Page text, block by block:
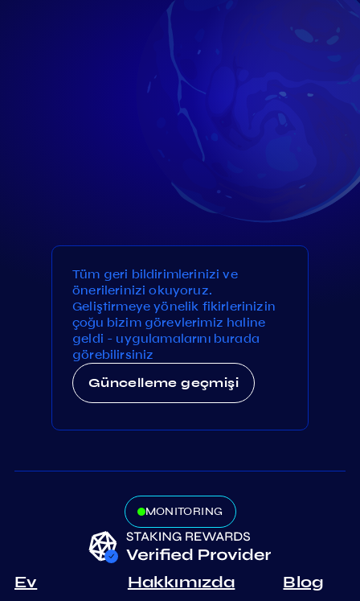
Tüm geri bildirimlerinizi ve
önerilerinizi okuyoruz.
Geliştirmeye yönelik fikirlerinizin
çoğu bizim görevlerimiz haline
geldi - uygulamalarını burada
görebilirsiniz
Güncelleme geçmişi
MONITORING
Ev Hakkımızda Blog